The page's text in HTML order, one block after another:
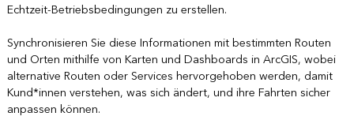
Echtzeit-Betriebsbedingungen zu erstellen.
Synchronisieren Sie diese Informationen mit bestimmten Routen
und Orten mithilfe von Karten und Dashboards in ArcGIS, wobei
alternative Routen oder Services hervorgehoben werden, damit
Kund*innen verstehen, was sich ändert, und ihre Fahrten sicher
anpassen können.